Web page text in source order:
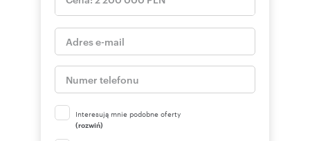
Interesują mnie podobne oferty
(rozwiń)